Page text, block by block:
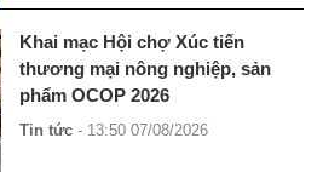
Khai mạc Hội chợ Xúc tiến
thương mại nông nghiệp, sản
phẩm OCOP 2026
Tin tức - 13:50 07/08/2026